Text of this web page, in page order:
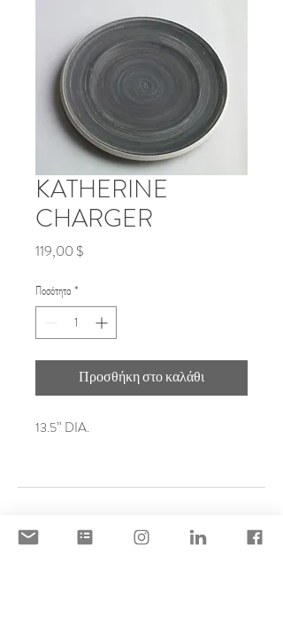
KATHERINE
CHARGER
119,00 $
Ποσότητα *
Προσθήκη στο καλάθι
13.5” DIA.